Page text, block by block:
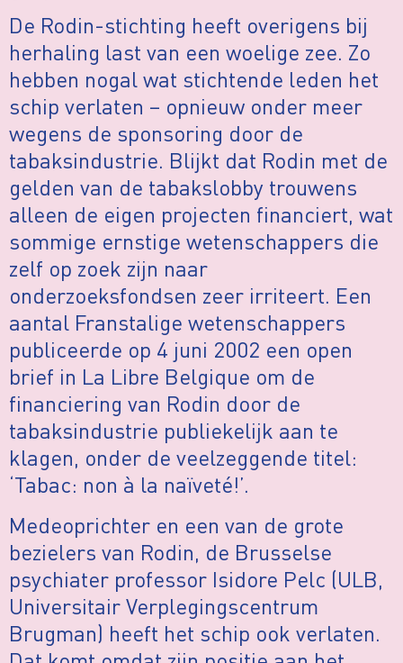
De Rodin-stichting heeft overigens bij
herhaling last van een woelige zee. Zo
hebben nogal wat stichtende leden het
schip verlaten – opnieuw onder meer
wegens de sponsoring door de
tabaksindustrie. Blijkt dat Rodin met de
gelden van de tabakslobby trouwens
alleen de eigen projecten financiert, wat
sommige ernstige wetenschappers die
zelf op zoek zijn naar
onderzoeksfondsen zeer irriteert. Een
aantal Franstalige wetenschappers
publiceerde op 4 juni 2002 een open
brief in La Libre Belgique om de
financiering van Rodin door de
tabaksindustrie publiekelijk aan te
klagen, onder de veelzeggende titel:
‘Tabac: non à la naïveté!’.
Medeoprichter en een van de grote
bezielers van Rodin, de Brusselse
psychiater professor Isidore Pelc (ULB,
Universitair Verplegingscentrum
Brugman) heeft het schip ook verlaten.